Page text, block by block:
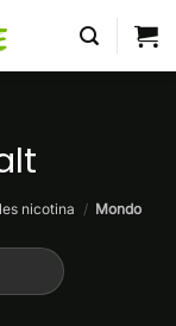
nicotina / Mondo